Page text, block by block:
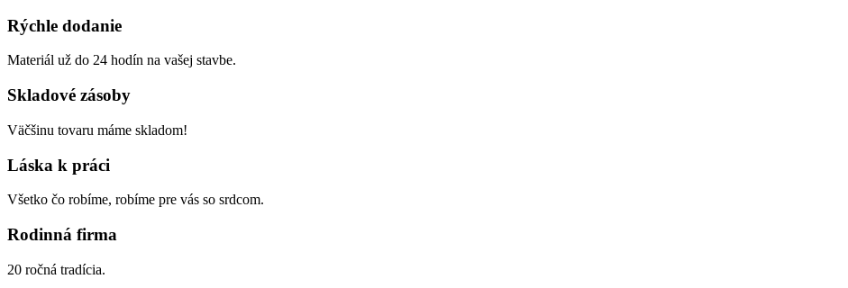
Rýchle dodanie
Materiál už do 24 hodín na vašej stavbe.
Skladové zásoby
Väčšinu tovaru máme skladom!
Láska k práci
Všetko čo robíme, robíme pre vás so srdcom.
Rodinná firma
20 ročná tradícia.